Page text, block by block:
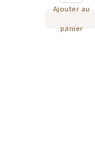
Ajouter au
panier